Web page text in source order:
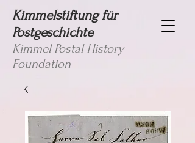
Kimmelstiftung für
Postgeschichte
Kimmel Postal History
Foundation